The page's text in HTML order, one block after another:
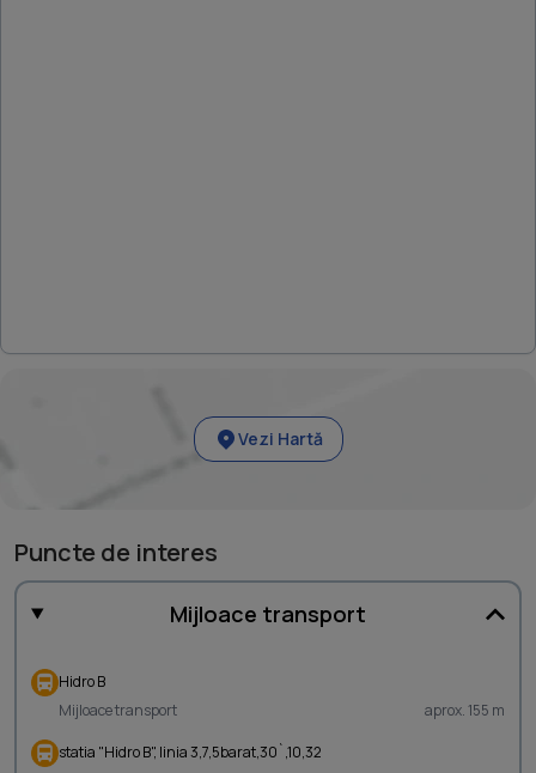
Vezi Hartă
Puncte de interes
Mijloace transport
Hidro B
Mijloace transport
aprox. 155 m
statia "Hidro B", linia 3,7,5barat,30`,10,32